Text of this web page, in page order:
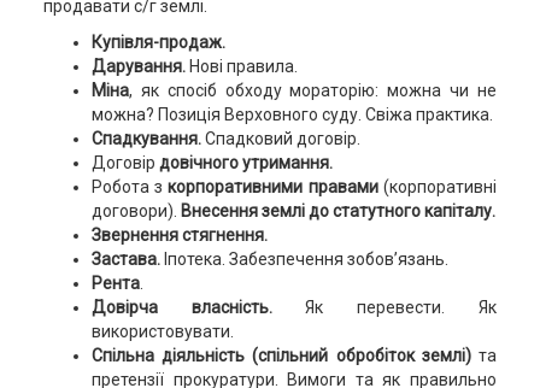
продавати с/г землі.
Купівля-продаж.
Дарування. Нові правила.
Міна, як спосіб обходу мораторію: можна чи не
можна? Позиція Верховного суду. Свіжа практика.
Спадкування.Спадковий договір.
Договір довічного утримання.
Робота зкорпоративними правами(корпоративні
договори). Внесення землі до статутногокапіталу.
Звернення стягнення.
Застава.Іпотека. Забезпечення зобов’язань.
Рента.
Довірча власність.Як перевести. Як
використовувати.
Спільна діяльність (спільний обробіток землі)та
претензії прокуратури. Вимоги та як правильно